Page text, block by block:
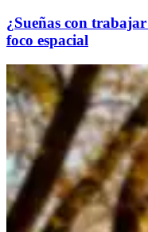
¿Sueñas con
foco espacial